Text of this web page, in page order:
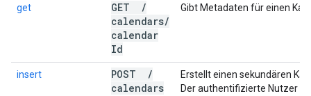
get GET
/
calendars/
calendar
Id
Gibt Metadaten für einen
insert POST
/
calendars
Erstellt einen sekundären
Der authentifizierte Nutzer